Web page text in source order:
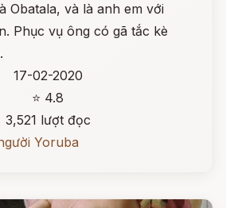
Obatala, và là anh em với
Phục vụ ông có gã tắc kè
17-02-2020
⭐ 4.8
3,521 lượt đọc
Yoruba